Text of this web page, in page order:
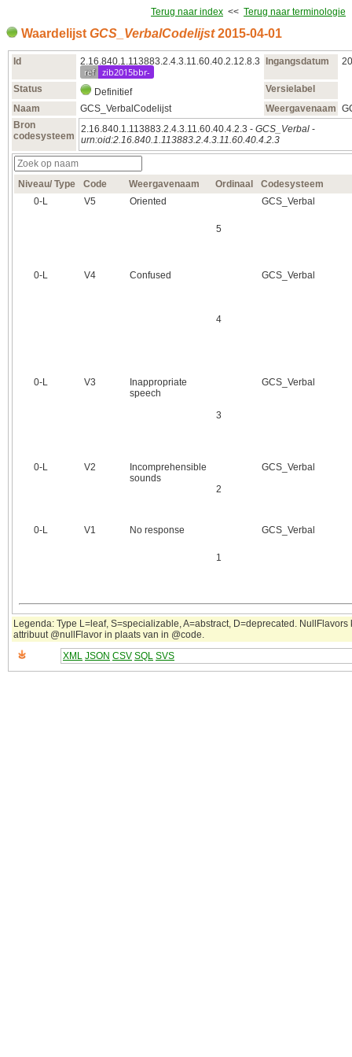
Terug naar index << Terug naar terminologie
Waardelijst GCS_VerbalCodelijst2015‑04‑01
Id 2.16.840.1.113883.2.4.3.11.60.40.2.12.8.3
ref zib2015bbr-
Ingangsdatum
Status Definitief
Versielabel
Naam
GCS_VerbalCodelijst Weergavenaam
Bron
codesysteem
2.16.840.1.113883.2.4.3.11.60.40.4.2.3 - GCS_Verbal -
urn:oid:2.16.840.1.113883.2.4.3.11.60.40.4.2.3
Niveau/ Type Code Weergavenaam Ordinaal
Codesysteem
0‑L
V5 Oriented
5
GCS_Verbal
0‑L V4 Confused
4
GCS_Verbal
0‑L V3
Inappropriate
speech
3
GCS_Verbal
0‑L V2
Incomprehensible
sounds
2
GCS_Verbal
0‑L V1 No response
1
GCS_Verbal
Legenda: Type L=leaf, S=specializable, A=abstract, D=deprecated. NullFlavors
attribuut @nullFlavor in plaats van in @code.
XML JSON CSV SQL SVS